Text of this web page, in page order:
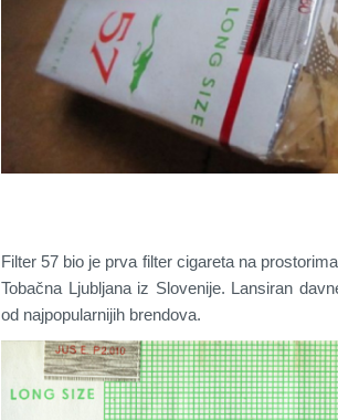
Filter 57 bio je prva filter cigareta na
Tobačna Ljubljana iz Slovenije. Lansiran
od najpopularnijih brendova.